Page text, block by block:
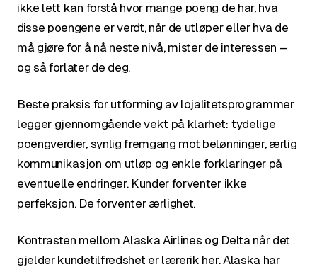
ikke lett kan forstå hvor mange poeng de har, hva
disse poengene er verdt, når de utløper eller hva de
må gjøre for å nå neste nivå, mister de interessen –
og så forlater de deg.
Beste praksis for utforming av lojalitetsprogrammer
legger gjennomgående vekt på klarhet: tydelige
poengverdier, synlig fremgang mot belønninger, ærlig
kommunikasjon om utløp og enkle forklaringer på
eventuelle endringer. Kunder forventer ikke
perfeksjon. De forventer ærlighet.
Kontrasten mellom Alaska Airlines og Delta når det
gjelder kundetilfredshet er lærerik her. Alaska har